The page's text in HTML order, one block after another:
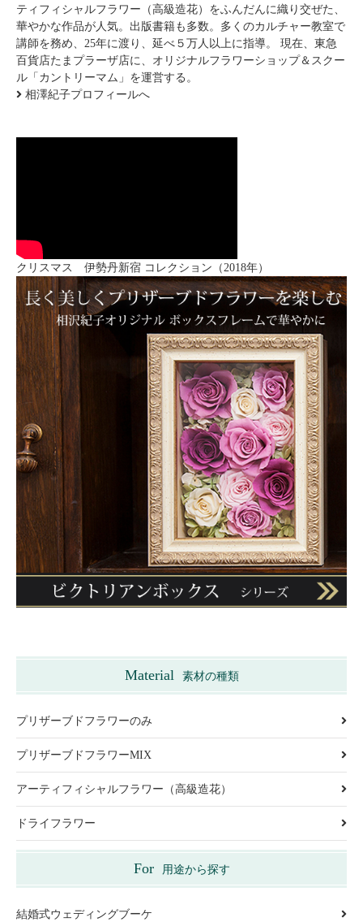
ティフィシャルフラワー（高級造花）をふんだんに織り交ぜた、
華やかな作品が人気。出版書籍も多数。多くのカルチャー教室で
講師を務め、25年に渡り、延べ５万人以上に指導。 現在、東急
百貨店たまプラーザ店に、オリジナルフラワーショップ＆スクー
ル「カントリーマム」を運営する。
相澤紀子プロフィールへ
クリスマス 伊勢丹新宿 コレクション（2018年）
Material 素材の種類
プリザーブドフラワーのみ
プリザーブドフラワーMIX
アーティフィシャルフラワー（高級造花）
ドライフラワー
For 用途から探す
結婚式ウェディングブーケ